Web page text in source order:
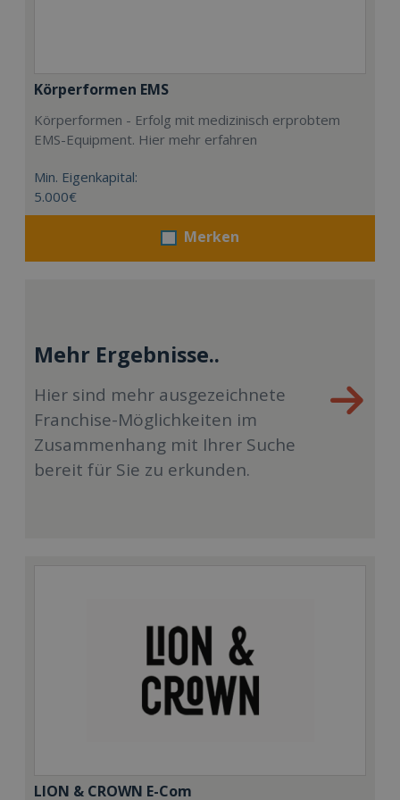
Körperformen EMS
Körperformen - Erfolg mit medizinisch erprobtem
EMS-Equipment. Hier mehr erfahren
Min. Eigenkapital:
5.000€
Merken
Mehr Ergebnisse..
Hier sind mehr ausgezeichnete
Franchise-Möglichkeiten im
Zusammenhang mit Ihrer Suche
bereit für Sie zu erkunden.
LION & CROWN E-Com